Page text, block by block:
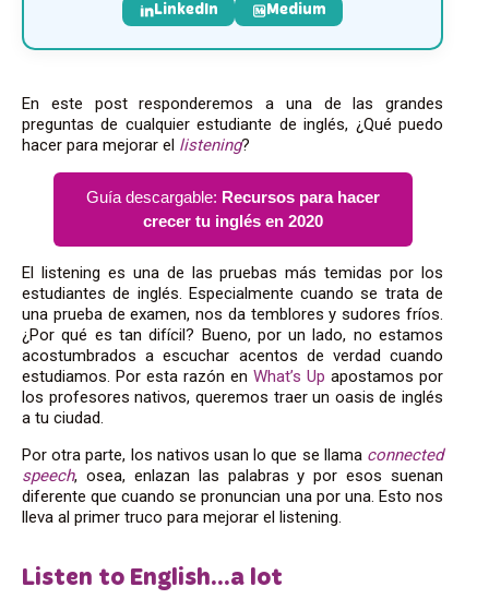
LinkedIn Medium
En este post responderemos a una de las grandes
preguntas de cualquier estudiante de inglés, ¿Qué puedo
hacer para mejorar el listening?
Guía descargable: Recursos para hacer
crecer tu inglés en 2020
El listening es una de las pruebas más temidas por los
estudiantes de inglés. Especialmente cuando se trata de
una prueba de examen, nos da temblores y sudores fríos.
¿Por qué es tan difícil? Bueno, por un lado, no estamos
acostumbrados a escuchar acentos de verdad cuando
estudiamos. Por esta razón en What’s Up apostamos por
los profesores nativos, queremos traer un oasis de inglés
a tu ciudad.
Por otra parte, los nativos usan lo que se llamaconnected
speech, osea, enlazan las palabras y por esos suenan
diferente que cuando se pronuncian una por una. Esto nos
lleva al primer truco para mejorar el listening.
Listen to English…a lot